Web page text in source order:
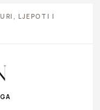
LJEPOTI I